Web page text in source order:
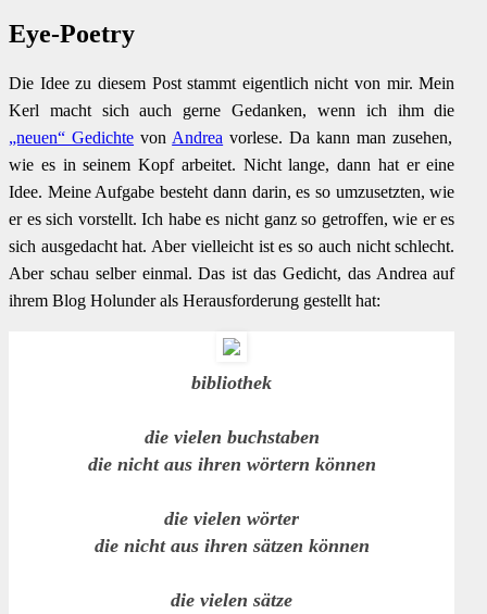
Eye-Poetry
Die Idee zu diesem Post stammt eigentlich nicht von mir. Mein
Kerl macht sich auch gerne Gedanken, wenn ich ihm die
„neuen“ Gedichte von Andrea vorlese. Da kann man zusehen,
wie es in seinem Kopf arbeitet. Nicht lange, dann hat er eine
Idee. Meine Aufgabe besteht dann darin, es so umzusetzten, wie
er es sich vorstellt. Ich habe es nicht ganz so getroffen, wie er es
sich ausgedacht hat. Aber vielleicht ist es so auch nicht schlecht.
Aber schau selber einmal. Das ist das Gedicht, das Andrea auf
ihrem Blog Holunder als Herausforderung gestellt hat:
bibliothek
die vielen buchstaben
die nicht aus ihren wörtern können
die vielen wörter
die nicht aus ihren sätzen können
die vielen sätze